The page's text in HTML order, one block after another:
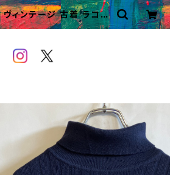
ィンテージ 古着 ラコス
ネック ニット Lacoste